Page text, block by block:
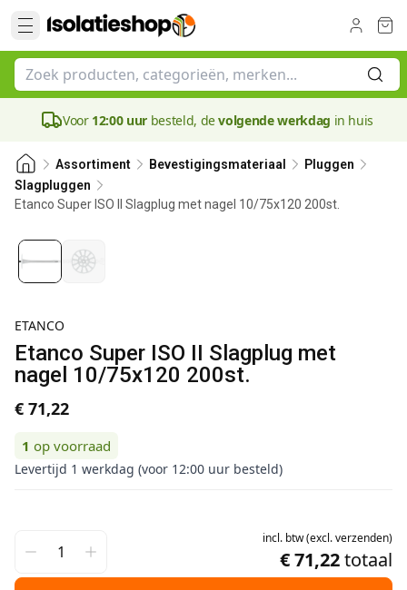
Voor 12:00 uur besteld, devolgende werkdag in huis
Assortiment Bevestigingsmateriaal
Pluggen
Slagpluggen
Etanco Super ISO II Slagplug met nagel 10/75x120 200st.
ETANCO
Etanco Super ISO II Slagplug met
nagel 10/75x120 200st.
€ 71,22
1 op voorraad
Levertijd 1 werkdag (voor 12:00 uur besteld)
incl. btw(excl.verzenden)
€ 71,22totaal